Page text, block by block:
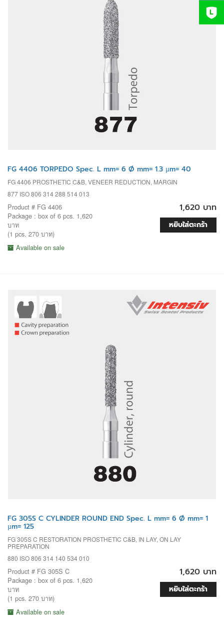
FG 4406 TORPEDO Spec. L mm= 6 Ø mm= 1.3 µm= 40
FG 4406 PROSTHETIC C&B, VENEER REDUCTION, MARGIN
877 ISO 806 314 288 514 013
Product # FG 4406
Package : box of 6 pcs. 1,620
บาท
(1 pcs. 270 บาท)
Available on sale
1,620 บาท
หยิบใส่ตะกร้า
FG 305S C CYLINDER ROUND END Spec. L mm= 6 Ø mm= 1
µm= 125
FG 305S C RESTORATION PROSTHETIC C&B, IN LAY, ON LAY
PREPARATION
880 ISO 806 314 140 534 010
Product # FG 305S C
Package : box of 6 pcs. 1,620
บาท
(1 pcs. 270 บาท)
Available on sale
1,620 บาท
หยิบใส่ตะกร้า